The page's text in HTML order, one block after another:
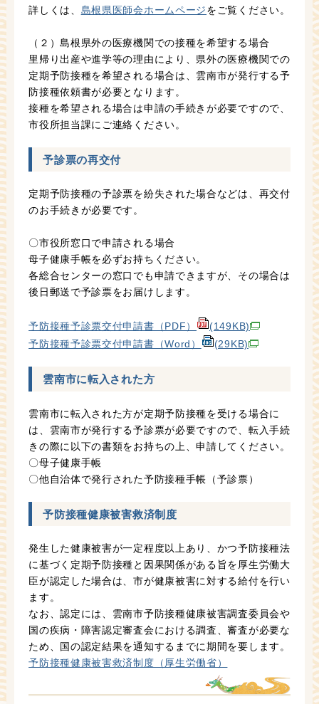
詳しくは、 島根県医師会ホームページをご覧ください。
（２）島根県外の医療機関での接種を希望する場合
里帰り出産や進学等の理由により、県外の医療機関での
定期予防接種を希望される場合は、雲南市が発行する予
防接種依頼書が必要となります。
接種を希望される場合は申請の手続きが必要ですので、
市役所担当課にご連絡ください。
予診票の再交付
定期予防接種の予診票を紛失された場合などは、再交付
のお手続きが必要です。
〇市役所窓口で申請される場合
母子健康手帳を必ずお持ちください。
各総合センターの窓口でも申請できますが、その場合は
後日郵送で予診票をお届けします。
予防接種予診票交付申請書（PDF）
(149KB)
予防接種予診票交付申請書（Word）
(29KB)
雲南市に転入された方
雲南市に転入された方が定期予防接種を受ける場合に
は、雲南市が発行する予診票が必要ですので、転入手続
きの際に以下の書類をお持ちの上、申請してください。
〇母子健康手帳
〇他自治体で発行された予防接種手帳（予診票）
予防接種健康被害救済制度
発生した健康被害が一定程度以上あり、かつ予防接種法
に基づく定期予防接種と因果関係がある旨を厚生労働大
臣が認定した場合は、市が健康被害に対する給付を行い
ます。
なお、認定には、雲南市予防接種健康被害調査委員会や
国の疾病・障害認定審査会における調査、審査が必要な
ため、国の認定結果を通知するまでに期間を要します。
予防接種健康被害救済制度（厚生労働省）